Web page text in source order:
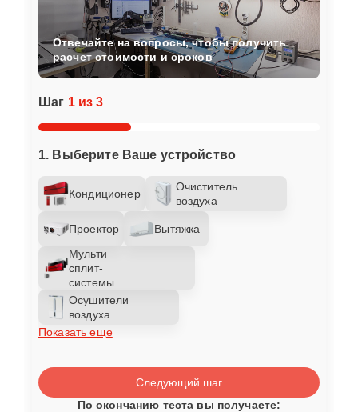
Шаг 1 из 3
1. Выберите Ваше устройство
Кондиционер
Очиститель
воздуха
Проектор
Вытяжка
Мульти
сплит-
системы
Осушители
воздуха
Показать еще
Отвечайте на вопросы, чтобы получить
расчет стоимости и сроков
Следующий шаг
По окончанию теста вы получаете: